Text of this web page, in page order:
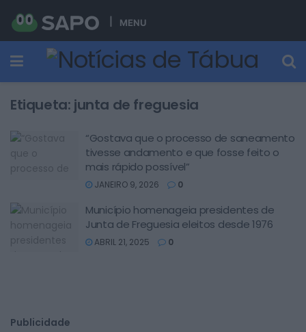
MENU
Etiqueta: junta de freguesia
“Gostava que o processo de saneamento
tivesse andamento e que fosse feito o
mais rápido possível”
JANEIRO 9, 2026 0
Município homenageia presidentes de
Junta de Freguesia eleitos desde 1976
ABRIL 21, 2025 0
Publicidade